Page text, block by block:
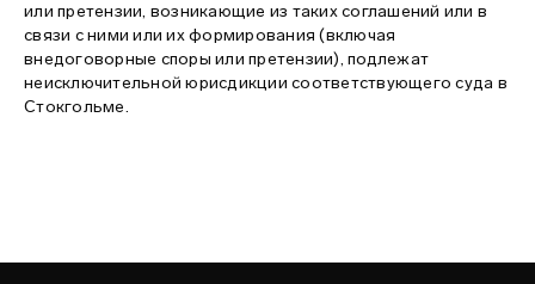
или претензии, возникающие из таких соглашений или в
связи с ними или их формирования (включая
внедоговорные споры или претензии), подлежат
неисключительной юрисдикции соответствующего суда в
Стокгольме.